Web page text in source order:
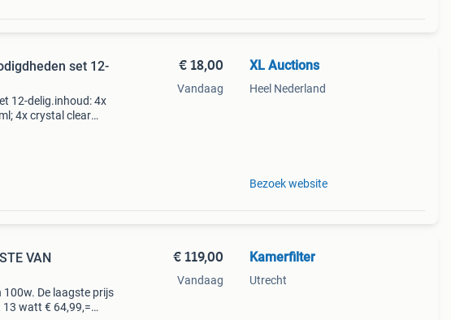
set 12-
12-delig.inhoud: 4x
4x crystal clear
€ 18,00
Vandaag
XL Auctions
Heel Nederland
Bezoek website
VAN
100w. De laagste prijs
watt € 64,99,=
€ 119,00
Vandaag
Kamerfilter
Utrecht